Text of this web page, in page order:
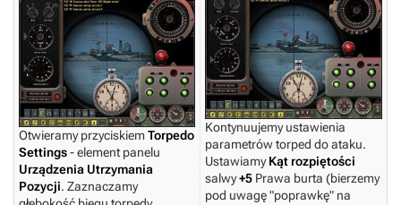
Otwieramy przyciskiem Torpedo
Settings- element panelu
Urządzenia Utrzymania
Pozycji. Zaznaczamy
Kontynuujemy ustawienia
parametrów torped do ataku.
UstawiamyKąt rozpiętości
salwy+5 Prawa burta (bierzemy
pod uwagę "poprawkę" na